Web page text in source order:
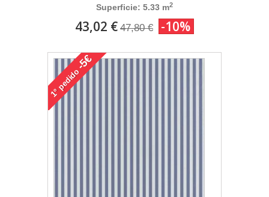
Superficie: 5.33 m2
43,02 € 47,80 € -10%
1°
pedido
-5€